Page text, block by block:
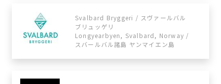
Svalbard Bryggeri / スヴァールバル
ブリュッゲリ
Longyearbyen, Svalbard, Norway /
スバールバル諸島 ヤンマイエン島